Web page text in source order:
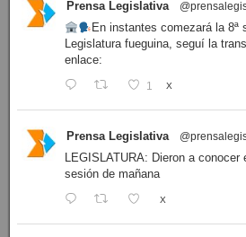
Últimos proyectos ingresados
N° 427/26· BLOQUE SOMOS FUEGUINOS Proyecto de Declaración
N° 426/26·
PRESIDENCIA Resolución de Presidencia N° 216/26
N° 423/26·PRESIDENCIA Resolución de Presidencia Nº 209/26
N° 422/26 ·PRESIDENCIA Resolución de Presidencia